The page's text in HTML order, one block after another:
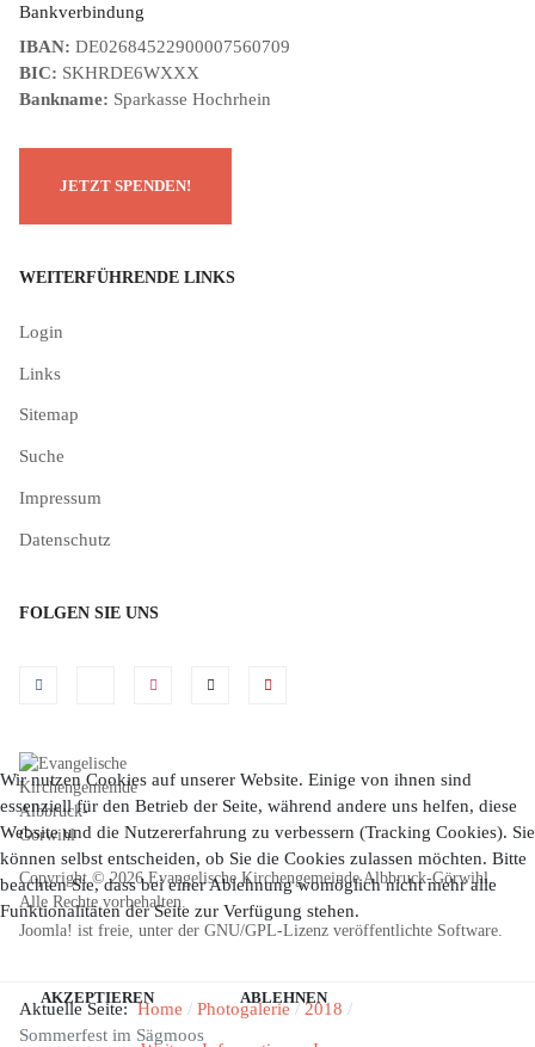
Bankverbindung
IBAN: DE02684522900007560709
BIC: SKHRDE6WXXX
Bankname: Sparkasse Hochrhein
WEITERFÜHRENDE LINKS
Login
Links
Sitemap
Suche
Impressum
Datenschutz
FOLGEN SIE UNS
Copyright © 2026 Evangelische Kirchengemeinde Albbruck-Görwihl.
Alle Rechte vorbehalten.
Joomla! ist freie, unter der GNU/GPL-Lizenz veröffentlichte Software.
Aktuelle Seite:Home Photogalerie
2018
Sommerfest im Sägmoos
Wir nutzen Cookies auf unserer Website. Einige von ihnen sind
essenziell für den Betrieb der Seite, während andere uns helfen, diese
Website und die Nutzererfahrung zu verbessern (Tracking Cookies). Sie
können selbst entscheiden, ob Sie die Cookies zulassen möchten. Bitte
beachten Sie, dass bei einer Ablehnung womöglich nicht mehr alle
Funktionalitäten der Seite zur Verfügung stehen.
AKZEPTIEREN ABLEHNEN